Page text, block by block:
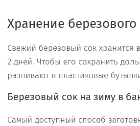
Хранение березового
Свежий березовый сок хранится
2 дней. Чтобы его сохранить
разливают в пластиковые
Березовый сок на зиму в
Самый доступный способ